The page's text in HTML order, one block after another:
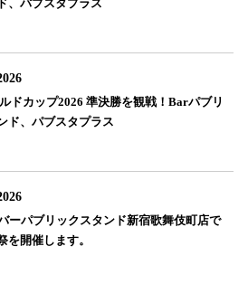
、パブスタプラス
ドカップ2026 準決勝を観戦！Barパブリ
ド、パブスタプラス
ーパブリックスタンド新宿歌舞伎町店で
を開催します。